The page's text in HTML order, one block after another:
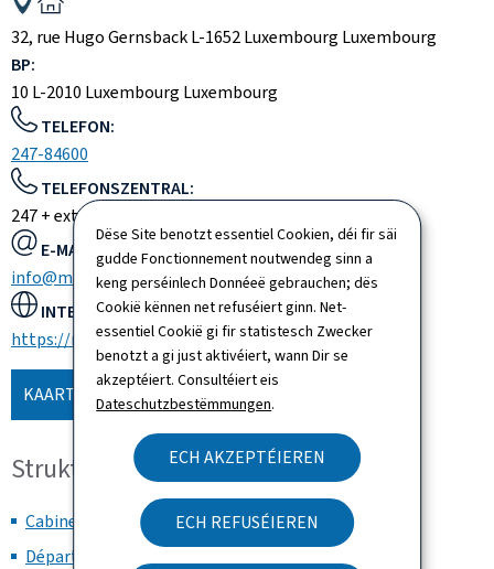
Dëse Site benotzt essentiel Cookien, déi fir säi
gudde Fonctionnement noutwendeg sinn a
keng perséinlech Donnéeë gebrauchen; dës
Cookië kënnen net refuséiert ginn. Net-
essentiel Cookië gi fir statistesch Zwecker
benotzt a gi just aktivéiert, wann Dir se
akzeptéiert. Consultéiert eis
Dateschutzbestëmmungen.
ECH AKZEPTÉIEREN
ECH REFUSÉIEREN
32, rue Hugo GernsbackL-1652Luxembourg Luxembourg
BP:
10 L-2010 Luxembourg Luxembourg
TELEFON:
247-84600
TELEFONSZENTRAL:
247 + extension
E-MAIL:
info@mai.etat.lu
INTERNETSITE:
https://maint.gouvernement.lu
KAART WEISEN
Struktur an Organisatioun
Cabinet ministériel
Département Communication